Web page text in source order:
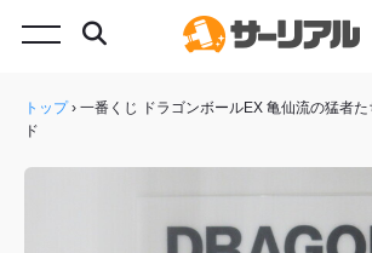
トップ› 一番くじ ドラゴンボールEX 亀仙流の猛者
ド